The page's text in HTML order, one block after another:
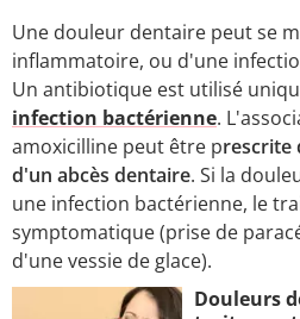
Une douleur dentaire peut se
inflammatoire, ou d'une
Un antibiotique est utilisé
infection bactérienne.
amoxicilline peut être prescrite
d'un abcès dentaire. Si la
une infection bactérienne, le
symptomatique (prise de
d'une vessie de glace).
Douleurs